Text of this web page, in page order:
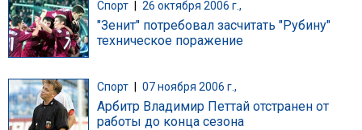
Спорт 26 октября 2006 г.,
"Зенит" потребовал засчитать "Рубину"
техническое поражение
Спорт | 07 ноября 2006 г.,
Арбитр Владимир Петтай отстранен от
работы до конца сезона